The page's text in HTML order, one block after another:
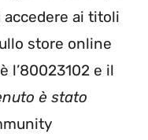
ai titoli
store online
l’80023102 e il
è stato